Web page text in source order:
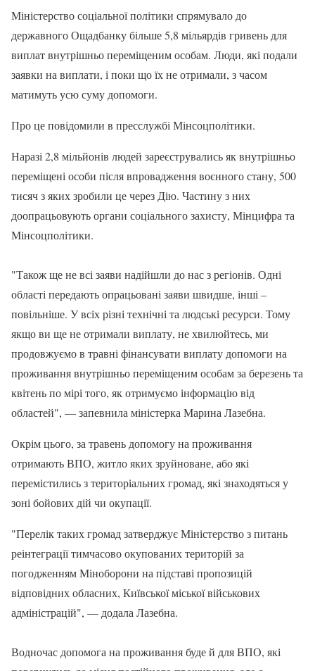
Міністерство соціальної політики спрямувало до
державного Ощадбанку більше 5,8 мільярдів гривень для
виплат внутрішньо переміщеним особам. Люди, які подали
заявки на виплати, і поки що їх не отримали, з часом
матимуть усю суму допомоги.
Про це повідомили в пресслужбі Мінсоцполітики.
Наразі 2,8 мільйонів людей зареєструвались як внутрішньо
переміщені особи після впровадження воєнного стану, 500
тисяч з яких зробили це через Дію. Частину з них
доопрацьовують органи соціального захисту, Мінцифра та
Мінсоцполітики.
"Також ще не всі заяви надійшли до нас з регіонів. Одні
області передають опрацьовані заяви швидше, інші –
повільніше. У всіх різні технічні та людські ресурси. Тому
якщо ви ще не отримали виплату, не хвилюйтесь, ми
продовжуємо в травні фінансувати виплату допомоги на
проживання внутрішньо переміщеним особам за березень та
квітень по мірі того, як отримуємо інформацію від
областей", — запевнила міністерка Марина Лазебна.
Окрім цього, за травень допомогу на проживання
отримають ВПО, житло яких зруйноване, або які
перемістились з територіальних громад, які знаходяться у
зоні бойових дій чи окупації.
"Перелік таких громад затверджує Міністерство з питань
реінтеграції тимчасово окупованих територій за
погодженням Міноборони на підставі пропозицій
відповідних обласних, Київської міської військових
адміністрацій", — додала Лазебна.
Водночас допомога на проживання буде й для ВПО, які